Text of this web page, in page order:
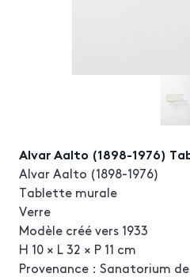
Alvar Aalto (1898-1976)
Alvar Aalto (1898-1976)
Tablette murale
Verre
Modèle créé vers 1933
H 10 × L 32 × P 11 cm
Provenance : Sanatorium